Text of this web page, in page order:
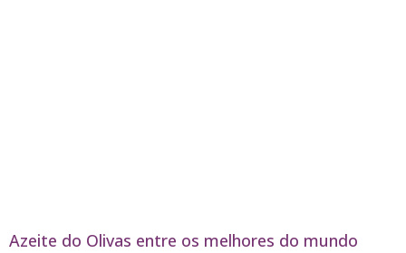
Azeite do Olivas entre os melhores do mundo